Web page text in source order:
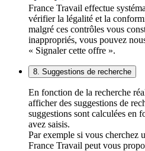
France Travail effectue
vérifier la légalité et la
malgré ces contrôles vous
inappropriés, vous pouvez
« Signaler cette offre ».
8. Suggestions de recherche
En fonction de la recherche
afficher des suggestions de
suggestions sont calculées en
avez saisis.
Par exemple si vous cherchez
France Travail peut vous